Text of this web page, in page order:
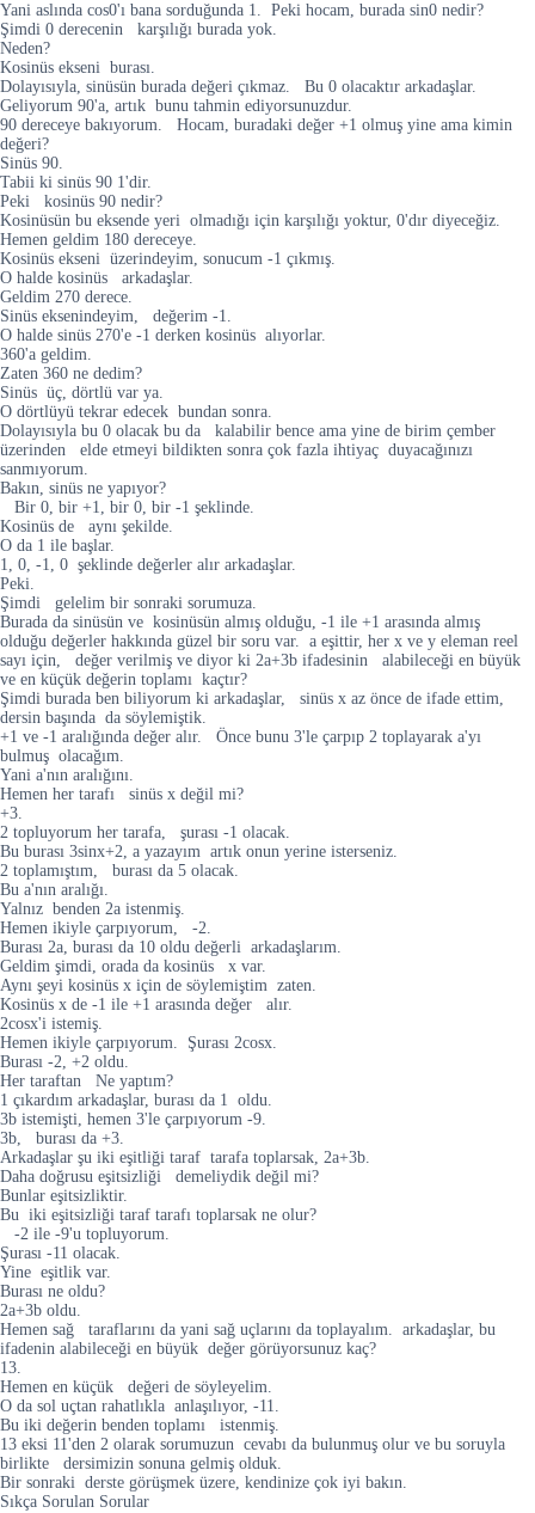
Yani aslında cos0'ı bana sorduğunda 1. Peki hocam, burada sin0 nedir?
Şimdi 0 derecenin karşılığı burada yok.
Neden?
Kosinüs ekseni burası.
Dolayısıyla, sinüsün burada değeri çıkmaz. Bu 0 olacaktır arkadaşlar.
Geliyorum 90'a, artık bunu tahmin ediyorsunuzdur.
90 dereceye bakıyorum. Hocam, buradaki değer +1 olmuş yine ama kimin
değeri?
Sinüs 90.
Tabii ki sinüs 90 1'dir.
Peki kosinüs 90 nedir?
Kosinüsün bu eksende yeri olmadığı için karşılığı yoktur, 0'dır diyeceğiz.
Hemen geldim 180 dereceye.
Kosinüs ekseni üzerindeyim, sonucum -1 çıkmış.
O halde kosinüs arkadaşlar.
Geldim 270 derece.
Sinüs eksenindeyim, değerim -1.
O halde sinüs 270'e -1 derken kosinüs alıyorlar.
360'a geldim.
Zaten 360 ne dedim?
Sinüs üç, dörtlü var ya.
O dörtlüyü tekrar edecek bundan sonra.
Dolayısıyla bu 0 olacak bu da kalabilir bence ama yine de birim çember
üzerinden elde etmeyi bildikten sonra çok fazla ihtiyaç duyacağınızı
sanmıyorum.
Bakın, sinüs ne yapıyor?
Bir 0, bir +1, bir 0, bir -1 şeklinde.
Kosinüs de aynı şekilde.
O da 1 ile başlar.
1, 0, -1, 0 şeklinde değerler alır arkadaşlar.
Peki.
Şimdi gelelim bir sonraki sorumuza.
Burada da sinüsün ve kosinüsün almış olduğu, -1 ile +1 arasında almış
olduğu değerler hakkında güzel bir soru var. a eşittir, her x ve y eleman reel
sayı için, değer verilmiş ve diyor ki 2a+3b ifadesinin alabileceği en büyük
ve en küçük değerin toplamı kaçtır?
Şimdi burada ben biliyorum ki arkadaşlar, sinüs x az önce de ifade ettim,
dersin başında da söylemiştik.
+1 ve -1 aralığında değer alır. Önce bunu 3'le çarpıp 2 toplayarak a'yı
bulmuş olacağım.
Yani a'nın aralığını.
Hemen her tarafı sinüs x değil mi?
+3.
2 topluyorum her tarafa, şurası -1 olacak.
Bu burası 3sinx+2, a yazayım artık onun yerine isterseniz.
2 toplamıştım, burası da 5 olacak.
Bu a'nın aralığı.
Yalnız benden 2a istenmiş.
Hemen ikiyle çarpıyorum, -2.
Burası 2a, burası da 10 oldu değerli arkadaşlarım.
Geldim şimdi, orada da kosinüs x var.
Aynı şeyi kosinüs x için de söylemiştim zaten.
Kosinüs x de -1 ile +1 arasında değer alır.
2cosx'i istemiş.
Hemen ikiyle çarpıyorum. Şurası 2cosx.
Burası -2, +2 oldu.
Her taraftan Ne yaptım?
1 çıkardım arkadaşlar, burası da 1 oldu.
3b istemişti, hemen 3'le çarpıyorum -9.
3b, burası da +3.
Arkadaşlar şu iki eşitliği taraf tarafa toplarsak, 2a+3b.
Daha doğrusu eşitsizliği demeliydik değil mi?
Bunlar eşitsizliktir.
Bu iki eşitsizliği taraf tarafı toplarsak ne olur?
-2 ile -9'u topluyorum.
Şurası -11 olacak.
Yine eşitlik var.
Burası ne oldu?
2a+3b oldu.
Hemen sağ taraflarını da yani sağ uçlarını da toplayalım. arkadaşlar, bu
ifadenin alabileceği en büyük değer görüyorsunuz kaç?
13.
Hemen en küçük değeri de söyleyelim.
O da sol uçtan rahatlıkla anlaşılıyor, -11.
Bu iki değerin benden toplamı istenmiş.
13 eksi 11'den 2 olarak sorumuzun cevabı da bulunmuş olur ve bu soruyla
birlikte dersimizin sonuna gelmiş olduk.
Bir sonraki derste görüşmek üzere, kendinize çok iyi bakın.
Sıkça Sorulan Sorular